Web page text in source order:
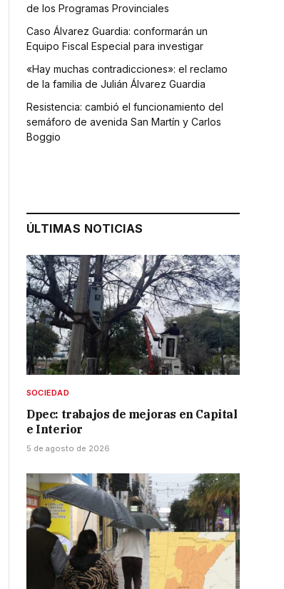
de los Programas Provinciales
Caso Álvarez Guardia: conformarán un
Equipo Fiscal Especial para investigar
«Hay muchas contradicciones»: el reclamo
de la familia de Julián Álvarez Guardia
Resistencia: cambió el funcionamiento del
semáforo de avenida San Martín y Carlos
Boggio
ÚLTIMAS NOTICIAS
SOCIEDAD
Dpec: trabajos de mejoras en Capital
e Interior
5 de agosto de 2026